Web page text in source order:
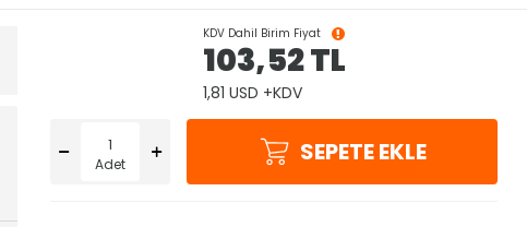
KDV Dahil Birim Fiyat
103,52TL
1,81 USD +KDV
Adet SEPETE EKLE